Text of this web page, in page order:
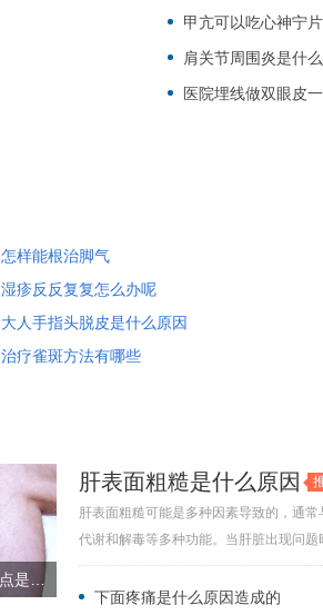
甲亢可以吃心神宁
肩关节周围炎是什
医院埋线做双眼皮
怎样能根治脚气
湿疹反反复复怎么办呢
大人手指头脱皮是什么原因
治疗雀斑方法有哪些
皮肤表面有小红点是什么原因
肝表面粗糙是什么原因
肝表面粗糙可能是多种因素导致的，通
代谢和解毒等多种功能。当肝脏出现问
下面疼痛是什么原因造成的